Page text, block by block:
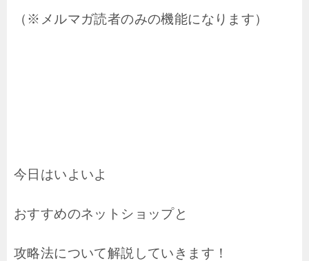
（※メルマガ読者のみの機能になります）
今日はいよいよ
おすすめのネットショップと
攻略法について解説していきます！